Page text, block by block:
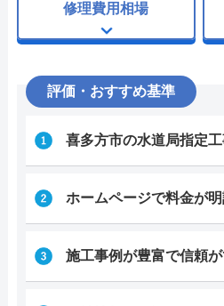
修理費用相場
評価・おすすめ基準
喜多方市の水道局指定
ホームページで料金が
施工事例が豊富で信頼